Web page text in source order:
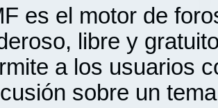
es el motor de
libre y
a los usuarios
sobre un